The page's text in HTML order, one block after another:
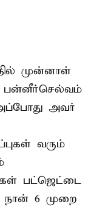
முன்னாள்
அவர்
வரும்
பட்ஜெட்டை
நான் 6 முறை